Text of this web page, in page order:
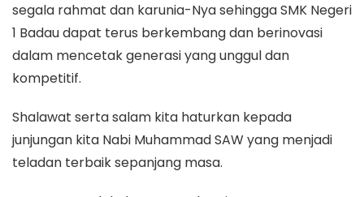
segala rahmat dan karunia-Nya sehingga SMK Negeri
1 Badau dapat terus berkembang dan berinovasi
dalam mencetak generasi yang unggul dan
kompetitif.
Shalawat serta salam kita haturkan kepada
junjungan kita Nabi Muhammad SAW yang menjadi
teladan terbaik sepanjang masa.